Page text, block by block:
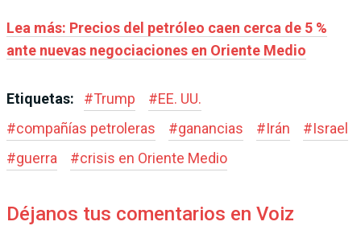
Lea más: Precios del petróleo caen cerca de 5 %
ante nuevas negociaciones en Oriente Medio
Etiquetas: #Trump #EE. UU.
#compañías petroleras #ganancias #Irán #Israel
#guerra #crisis en Oriente Medio
Déjanos tus comentarios en Voiz